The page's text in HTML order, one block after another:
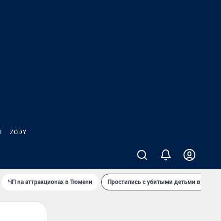
ZODY
ЧП на аттракционах в Тюмени Простились с убитыми детьми в